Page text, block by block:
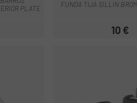
PLATE
FUNDA TIJA SILLIN
Precio
10 €